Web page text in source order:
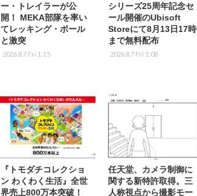
ー・トレイラーが公
開！ MEKA部隊を率い
てレッキング・ボール
と激突
2026.8.7 Fri 1:15
シリーズ25周年記念セ
ール開催のUbisoft
Storeにて8月13日17時
まで無料配布
2026.8.7 Fri 1:08
『トモダチコレクショ
ン わくわく生活』全世
界売上800万本突破！
任天堂、カメラ制御に
関する新特許取得。三
人称視点から撮影モー